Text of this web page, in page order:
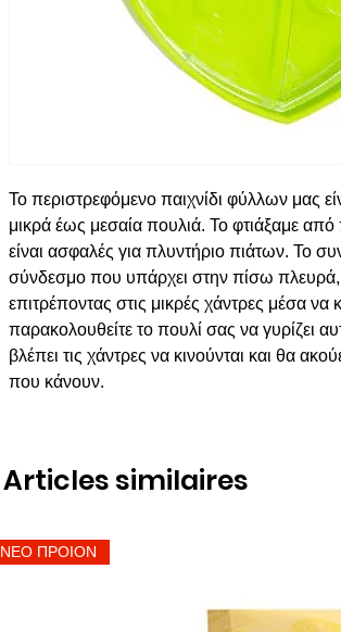
Το περιστρεφόμενο παιχνίδι φύλλων μας
μικρά έως μεσαία πουλιά. Το φτιάξαμε από
είναι ασφαλές για πλυντήριο πιάτων. Το
σύνδεσμο που υπάρχει στην πίσω πλευρά,
επιτρέποντας στις μικρές χάντρες μέσα
παρακολουθείτε το πουλί σας να γυρίζει
βλέπει τις χάντρες να κινούνται και θα
που κάνουν.
Articles similaires
ΝΕΟ ΠΡΟΙΟΝ